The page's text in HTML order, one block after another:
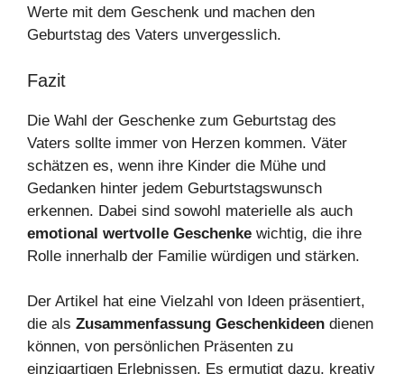
Werte mit dem Geschenk und machen den
Geburtstag des Vaters unvergesslich.
Fazit
Die Wahl der Geschenke zum Geburtstag des
Vaters sollte immer von Herzen kommen. Väter
schätzen es, wenn ihre Kinder die Mühe und
Gedanken hinter jedem Geburtstagswunsch
erkennen. Dabei sind sowohl materielle als auch
emotional wertvolle Geschenke wichtig, die ihre
Rolle innerhalb der Familie würdigen und stärken.
Der Artikel hat eine Vielzahl von Ideen präsentiert,
die als Zusammenfassung Geschenkideen dienen
können, von persönlichen Präsenten zu
einzigartigen Erlebnissen. Es ermutigt dazu, kreativ